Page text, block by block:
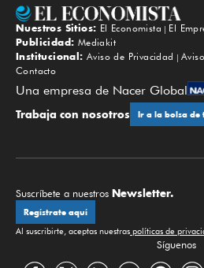
Nuestros Sitios: El Economista El
Publicidad: Mediakit
Institucional: Aviso de Privacidad
Contacto
Una empresa de Nacer Global
Trabaja con nosotros Ir a la bolsa de
Suscríbete a nuestros Newsletter.
Regístrate aquí
Al suscribirte, aceptas nuestras políticas de
Síguenos